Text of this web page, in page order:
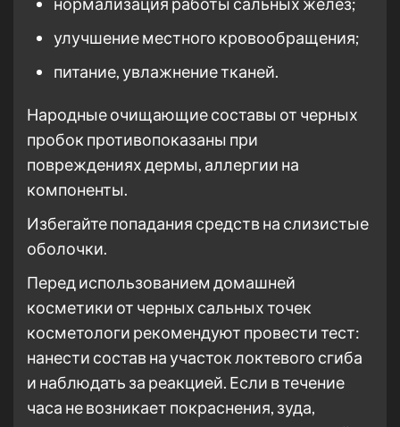
улучшение местного кровообращения;
питание, увлажнение тканей.
Народные очищающие составы от черных
пробок противопоказаны при
повреждениях дермы, аллергии на
компоненты.
Избегайте попадания средств на слизистые
оболочки.
Перед использованием домашней
косметики от черных сальных точек
косметологи рекомендуют провести тест:
нанести состав на участок локтевого сгиба
и наблюдать за реакцией. Если в течение
часа не возникает покраснения, зуда,